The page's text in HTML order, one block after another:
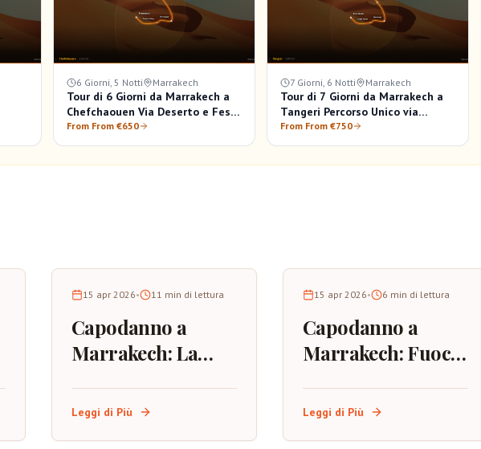
6 Giorni, 5 Notti Marrakech
Tour di 6 Giorni da Marrakech a
Chefchaouen Via Deserto e Fes -
Viaggio Unico
From From €650
7 Giorni, 6 Notti Marrakech
Tour di 7 Giorni da Marrakech a
Tangeri Percorso Unico via
Deserto, Fes e Chefchaouen
From From €750
15 apr 2026• 11 min di lettura
Capodanno a
Marrakech: La
per Celebrare
Leggi di Più
15 apr 2026• 6 min di lettura
Capodanno a
Marrakech: Fuochi
Migliori Punti di
Leggi di Più